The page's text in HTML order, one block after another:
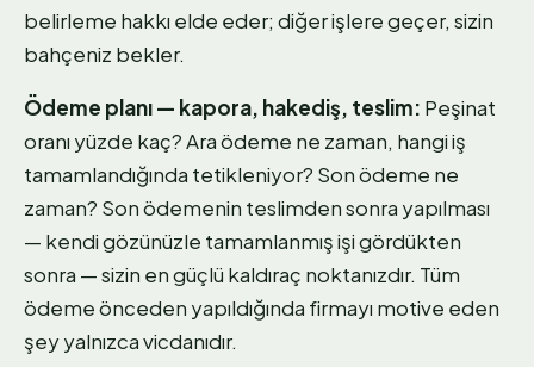
belirleme hakkı elde eder; diğer işlere geçer, sizin
bahçeniz bekler.
Ödeme planı — kapora, hakediş, teslim: Peşinat
oranı yüzde kaç? Ara ödeme ne zaman, hangi iş
tamamlandığında tetikleniyor? Son ödeme ne
zaman? Son ödemenin teslimden sonra yapılması
— kendi gözünüzle tamamlanmış işi gördükten
sonra — sizin en güçlü kaldıraç noktanızdır. Tüm
ödeme önceden yapıldığında firmayı motive eden
şey yalnızca vicdanıdır.